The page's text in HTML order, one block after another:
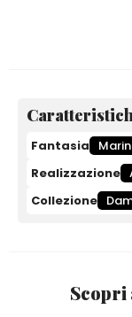
Fantasia
Realizzazione
Collezione
Scopri